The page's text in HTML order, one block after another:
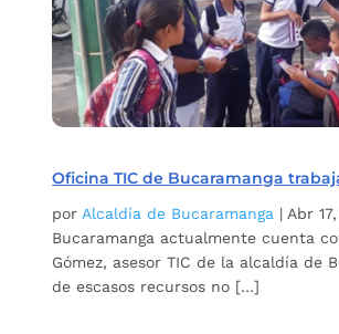
Oficina TIC de Bucaramanga
porAlcaldía de Bucaramanga |Abr
Bucaramanga actualmente cuenta
Gómez, asesor TIC de la alcaldía de
de escasos recursos no […]